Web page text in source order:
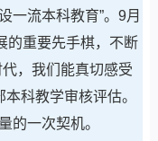
一流本科教育”。9月
的重要先手棋，不断
，我们能真切感受
科教学审核评估。
的一次契机。